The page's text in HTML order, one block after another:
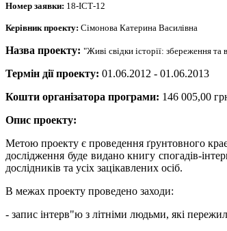
Номер заявки: 18-ІСТ-12
Керівник проекту: Сімонова Катерина Василівна
Назва проекту: "Живі свідки історії: збереження
Термін дії проекту: 01.06.2012 - 01.06.2013
Кошти організатора програми: 146 005,00
Опис проекту:
Метою проекту є проведення ґрунтовного
дослідження буде видано книгу спогадів-
дослідників та усіх зацікавлених осіб.
В межах проекту проведено заходи:
- запис інтерв"ю з літніми людьми, які